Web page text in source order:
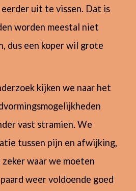
uit te vissen. Dat is
worden meestal niet
dus een koper wil grote
kijken we naar het
vast stramien. We
tussen pijn en afwijking,
waar we moeten
weer voldoende goed